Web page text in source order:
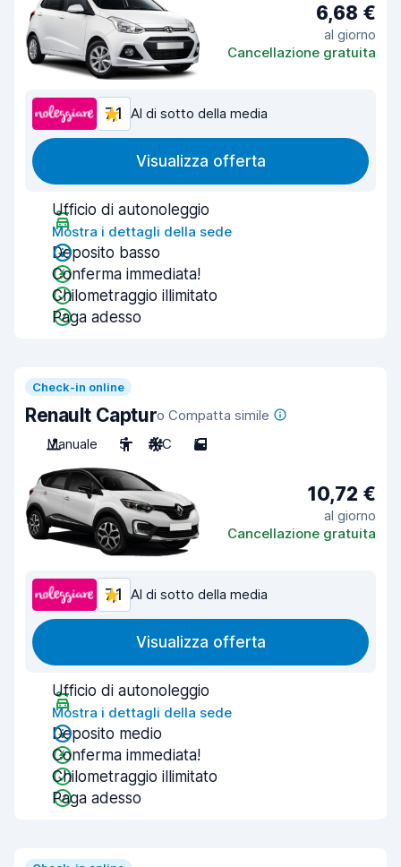
6,68 €
al giorno
Cancellazione gratuita
7,1 Al di sotto della media
Visualizza offerta
Ufficio di autonoleggio
Mostra i dettagli della sede
Deposito basso
Conferma immediata!
Chilometraggio illimitato
Paga adesso
Check-in online
Renault Capturo Compatta simile
Manuale
5 A/C 5
10,72 €
al giorno
Cancellazione gratuita
7,1 Al di sotto della media
Visualizza offerta
Ufficio di autonoleggio
Mostra i dettagli della sede
Deposito medio
Conferma immediata!
Chilometraggio illimitato
Paga adesso